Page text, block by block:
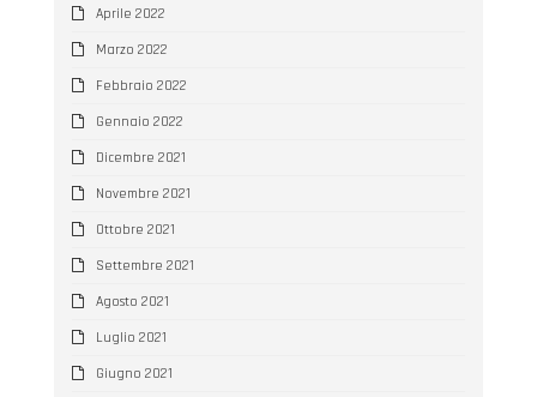
Aprile 2022
Marzo 2022
Febbraio 2022
Gennaio 2022
Dicembre 2021
Novembre 2021
Ottobre 2021
Settembre 2021
Agosto 2021
Luglio 2021
Giugno 2021